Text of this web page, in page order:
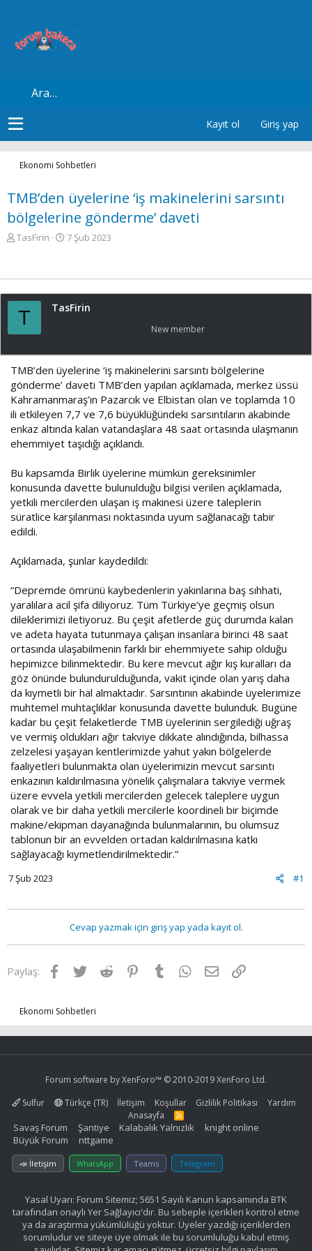
Kayıt ol Giriş yap
Ekonomi Sohbetleri
TMB’den üyelerine ‘iş makinelerini sarsıntı
bölgelerine gönderme’ daveti
K
u
b
ş
t
a
n
TasFirin
B
g
r
i
h
i
7 Şub 2023
T TasFirin
New member
TMB’den üyelerine ‘iş makinelerini sarsıntı bölgelerine
gönderme’ daveti TMB’den yapılan açıklamada, merkez üssü
Kahramanmaraş’ın Pazarcık ve Elbistan olan ve toplamda 10
ili etkileyen 7,7 ve 7,6 büyüklüğündeki sarsıntıların akabinde
enkaz altında kalan vatandaşlara 48 saat ortasında ulaşmanın
ehemmiyet taşıdığı açıklandı.
Bu kapsamda Birlik üyelerine mümkün gereksinimler
konusunda davette bulunulduğu bilgisi verilen açıklamada,
yetkili mercilerden ulaşan iş makinesi üzere taleplerin
süratlice karşılanması noktasında uyum sağlanacağı tabir
edildi.
Açıklamada, şunlar kaydedildi:
“Depremde ömrünü kaybedenlerin yakınlarına baş sıhhati,
yaralılara acil şifa diliyoruz. Tüm Türkiye’ye geçmiş olsun
dileklerimizi iletiyoruz. Bu çeşit afetlerde güç durumda kalan
ve adeta hayata tutunmaya çalışan insanlara birinci 48 saat
ortasında ulaşabilmenin farklı bir ehemmiyete sahip olduğu
hepimizce bilinmektedir. Bu kere mevcut ağır kış kuralları da
göz önünde bulundurulduğunda, vakit içinde olan yarış daha
da kıymetli bir hal almaktadır. Sarsıntının akabinde üyelerimize
muhtemel muhtaçlıklar konusunda davette bulunduk. Bugüne
kadar bu çeşit felaketlerde TMB üyelerinin sergilediği uğraş
ve vermiş oldukları ağır takviye dikkate alındığında, bilhassa
zelzelesi yaşayan kentlerimizde yahut yakın bölgelerde
faaliyetleri bulunmakta olan üyelerimizin mevcut sarsıntı
enkazının kaldırılmasına yönelik çalışmalara takviye vermek
üzere evvela yetkili mercilerden gelecek taleplere uygun
olarak ve bir daha yetkili mercilerle koordineli bir biçimde
makine/ekipman dayanağında bulunmalarının, bu olumsuz
tablonun bir an evvelden ortadan kaldırılmasına katkı
sağlayacağı kıymetlendirilmektedir.”
#1
7 Şub 2023
Cevap yazmak için giriş yap yada kayıt ol.
Paylaş: Facebook
TwitterReddit Pinterest
Tumblr WhatsApp
E-postaLink
Ekonomi Sohbetleri
Forum software by XenForo™ © 2010-2019 XenForo Ltd.
Sulfur
Türkçe (TR) İletişim Koşullar Gizlilik Politikası
Yardım
Anasayfa
R
S
Savaş Forum Şantiye Kalabalık Yalnızlık
knight online
Büyük Forum
nttgame
📣 İletişim WhatsApp Teams Telegram
Yasal Uyarı: Forum Sitemiz; 5651 Sayılı Kanun kapsamında BTK
tarafından onaylı Yer Sağlayıcı'dır. Bu sebeple içerikleri kontrol etme
ya da araştırma yükümlülüğü yoktur. Üyeler yazdığı içeriklerden
sorumludur ve siteye üye olmak ile bu sorumluluğu kabul etmiş